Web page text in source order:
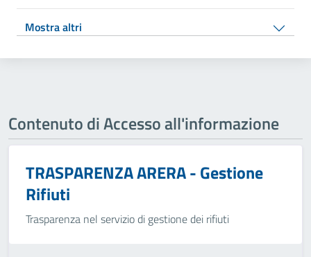
Mostra altri
Contenuto di Accesso all'informazione
TRASPARENZA ARERA - Gestione
Rifiuti
Trasparenza nel servizio di gestione dei rifiuti